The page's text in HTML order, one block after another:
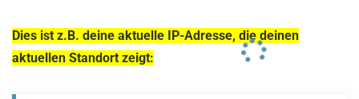
Dies ist z.B. deine aktuelle IP-Adresse, die deinen
aktuellen Standort zeigt: